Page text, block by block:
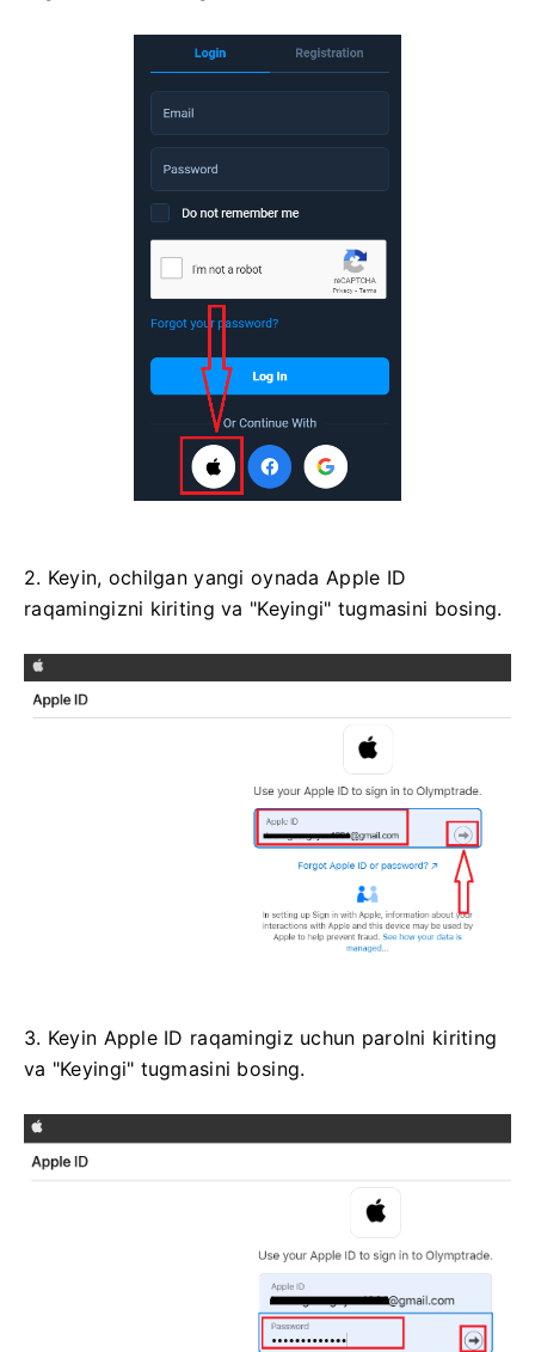
2. Keyin, ochilgan yangi oynada Apple ID
raqamingizni kiriting va "Keyingi" tugmasini bosing.
3. Keyin Apple ID raqamingiz uchun parolni kiriting
va "Keyingi" tugmasini bosing.